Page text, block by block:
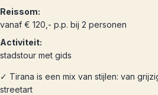
Reissom:
vanaf € 120,- p.p. bij 2 personen
Activiteit:
stadstour met gids
✓ Tirana is een mix van stijlen: van
streetart